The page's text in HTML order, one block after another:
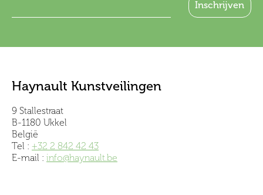
Haynault Kunstveilingen
9 Stallestraat
B-1180 Ukkel
België
Tel : +32 2 842 42 43
E-mail : info@haynault.be